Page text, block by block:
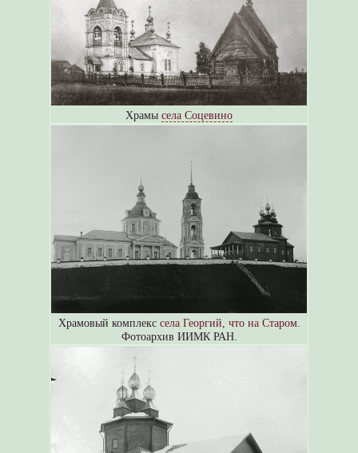
Храмы села Соцевино
Храмовый комплекс села Георгий, что на Старом.
Фотоархив ИИМК РАН.